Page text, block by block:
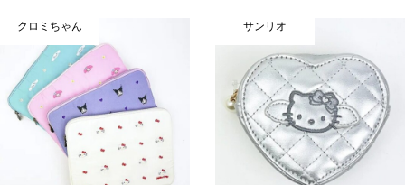
クロミちゃん サンリオ